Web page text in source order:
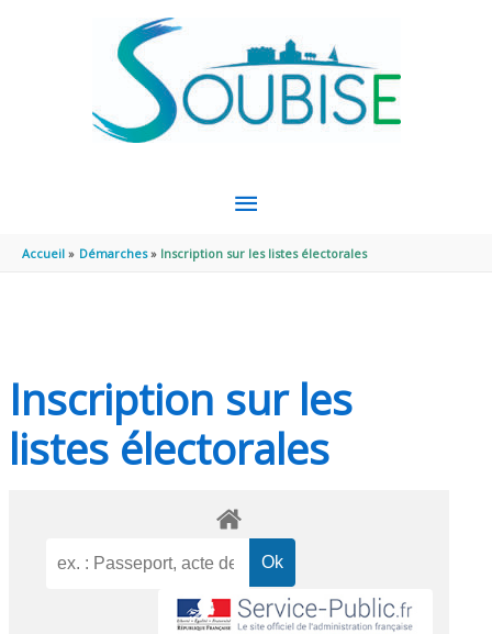
MENU
PRINCIPAL
Accueil Démarches Inscription sur les listes électorales
Inscription sur les
listes électorales